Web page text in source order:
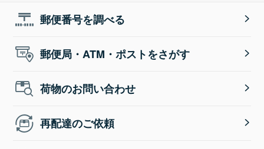
郵便番号を調べる
郵便局・ATM・ポストをさがす
荷物のお問い合わせ
再配達のご依頼